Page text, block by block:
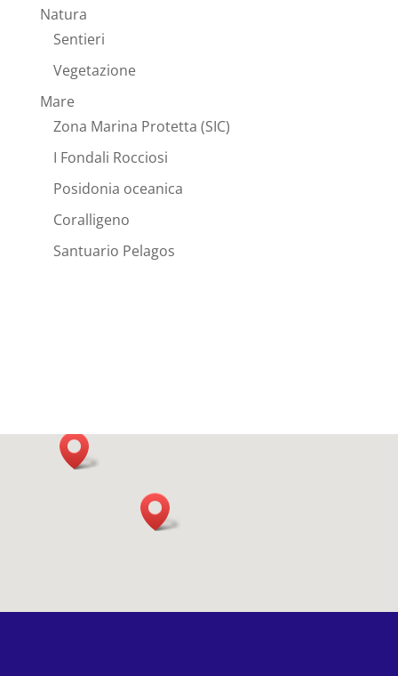
Natura
Sentieri
Vegetazione
Mare
Zona Marina Protetta (SIC)
I Fondali Rocciosi
Posidonia oceanica
Coralligeno
Santuario Pelagos